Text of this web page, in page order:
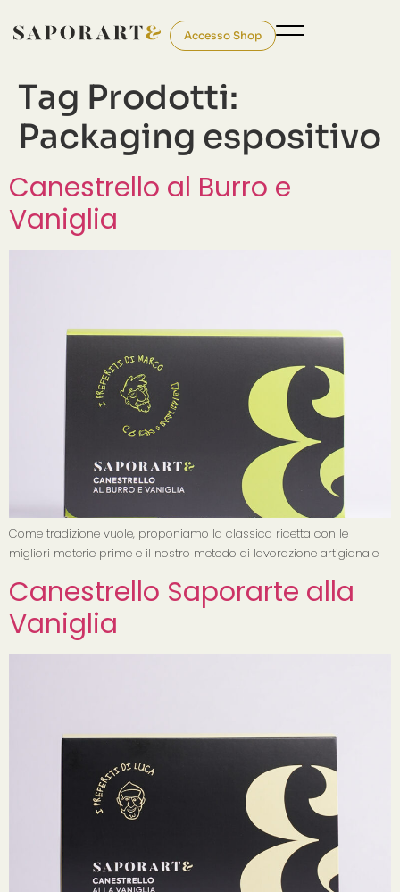
Accesso Shop
Tag Prodotti:
Packaging espositivo
Canestrello al Burro e
Vaniglia
Come tradizione vuole, proponiamo la classica ricetta con le
migliori materie prime e il nostro metodo di lavorazione artigianale
Canestrello Saporarte alla
Vaniglia